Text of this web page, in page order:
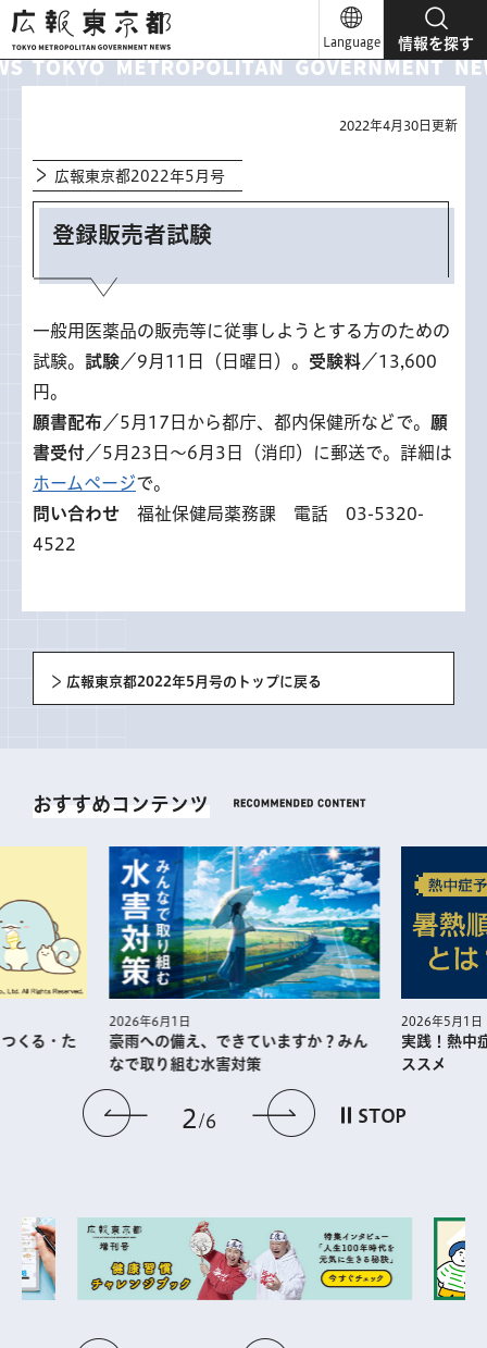
広報東京都
Language 情報を探す
2022年4月30日更新
広報東京都2022年5月号
登録販売者試験
一般用医薬品の販売等に従事しようとする方のための
試験。 試験 ／9月11日（日曜日）。 受験料 ／13,600
円。
願書配布 ／5月17日から都庁、都内保健所などで。 願
書受付 ／5月23日～6月3日（消印）に郵送で。詳細は
ホームページで。
問い合わせ 福祉保健局薬務課 電話 03-5320-
4522
広報東京都2022年5月号のトップに戻る
おすすめコンテンツ
前のスライドを表示
2 6 次のスライドを
STOP
くる・た
2026年6月1日
豪雨への備え、できていますか？みん
なで取り組む水害対策
2026年5月1日
実践！熱中
ススメ